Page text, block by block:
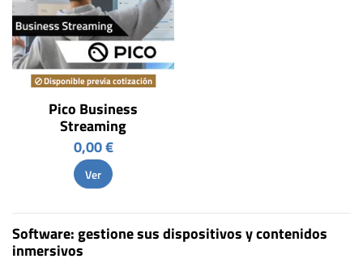
Disponible previa cotización
Pico Business
Streaming
0,00 €
Ver
Software: gestione sus dispositivos y contenidos
inmersivos